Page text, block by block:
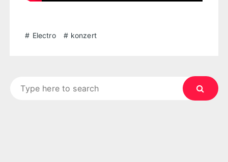
Electro konzert